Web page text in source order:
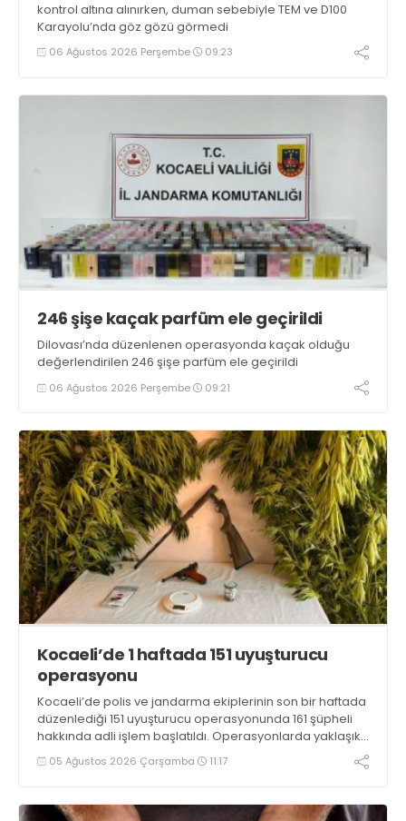
kontrol altına alınırken, duman sebebiyle TEM ve D100
Karayolu’nda göz gözü görmedi
06 Ağustos 2026 Perşembe 09:23
246 şişe kaçak parfüm ele geçirildi
Dilovası’nda düzenlenen operasyonda kaçak olduğu
değerlendirilen 246 şişe parfüm ele geçirildi
06 Ağustos 2026 Perşembe 09:21
Kocaeli’de 1 haftada 151 uyuşturucu
operasyonu
Kocaeli’de polis ve jandarma ekiplerinin son bir haftada
düzenlediği 151 uyuşturucu operasyonunda 161 şüpheli
hakkında adli işlem başlatıldı. Operasyonlarda yaklaşık
2 kilogram uyuşturucu madde ile 121 kök kenevir bitkisi
ele geçirilirken, 9 şüpheli tutuklandı
05 Ağustos 2026 Çarşamba 11:17